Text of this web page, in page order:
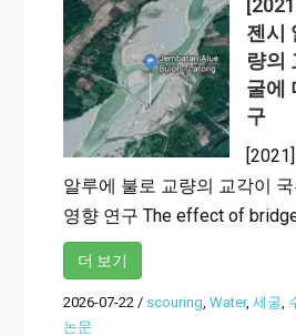
젠시
량의
굴에
구
알루에 불로 교량의 교각이
영향 연구 The effect of
더 보기
2026-07-22/ scouring, Water, 세굴,
논문